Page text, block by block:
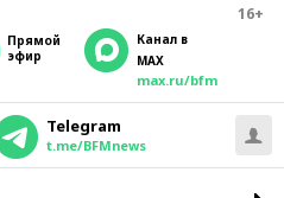
16+
прямой
эфир
Канал в
MAX
max.ru/bfm
Telegram
t.me/BFMnews